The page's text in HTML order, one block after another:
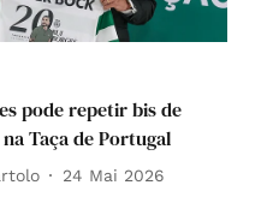
pode repetir bis de
Taça de Portugal
24 Mai 2026